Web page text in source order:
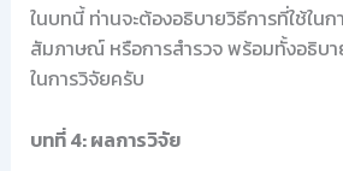
ในบทนี้ ท่านจะต้องอธิบายวิธีการที่ใช้ใน
สัมภาษณ์ หรือการสำรวจ พร้อมทั้งอธิบ
ในการวิจัยครับ
บทที่ 4: ผลการวิจัย